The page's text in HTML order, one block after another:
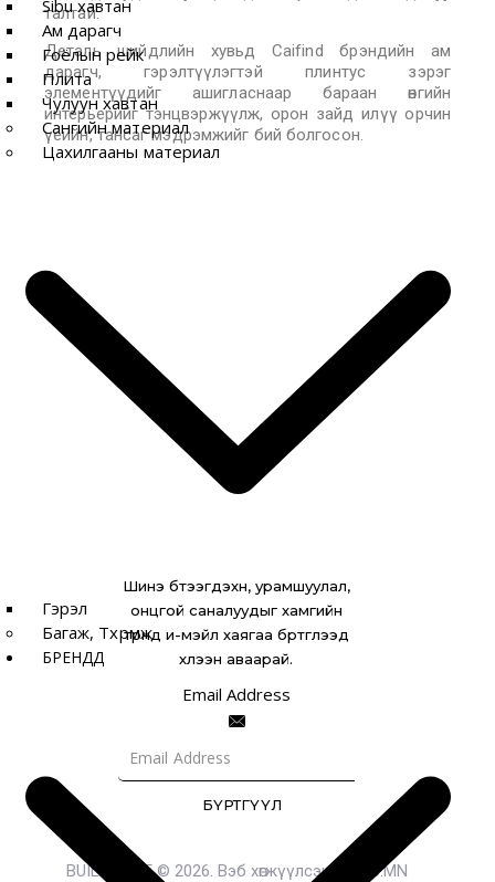
Sibu хавтан
Ам дарагч
Гоёлын рейк
Плита
Чулуун хавтан
Сангийн материал
Цахилгааны материал
Гэрэл
Багаж, Төхөөрөмж
БРЕНДҮҮД
талтай.
Деталь шийдлийн хувьд Caifind брэндийн ам
дарагч, гэрэлтүүлэгтэй плинтус зэрэг
элементүүдийг ашигласнаар бараан өнгийн
интерьерийг тэнцвэржүүлж, орон зайд илүү орчин
үеийн, тансаг мэдрэмжийг бий болгосон.
Шинэ бүтээгдэхүүн, урамшуулал,
онцгой саналуудыг хамгийн
түрүүнд и-мэйл хаягаа бүртгүүлээд
хүлээн аваарай.
Email Address
БҮРТГҮҮЛ
BUILDMART © 2026. Вэб хөгжүүлсэн: EWEB.MN